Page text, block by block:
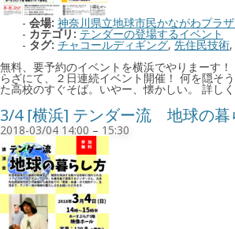
会場: 神奈川県立地球市民かながわプラザ
カテゴリ: テンダーの登場するイベント
タグ: チャコールディギング,先住民技術,
無料、要予約のイベントを横浜でやりまーす
らざにて、２日連続イベント開催！ 何を隠そ
た高校のすぐそば。いやー、懐かしい。 詳し
3/4 [横浜] テンダー流 地球の暮
2018-03/04 14:00 – 15:30